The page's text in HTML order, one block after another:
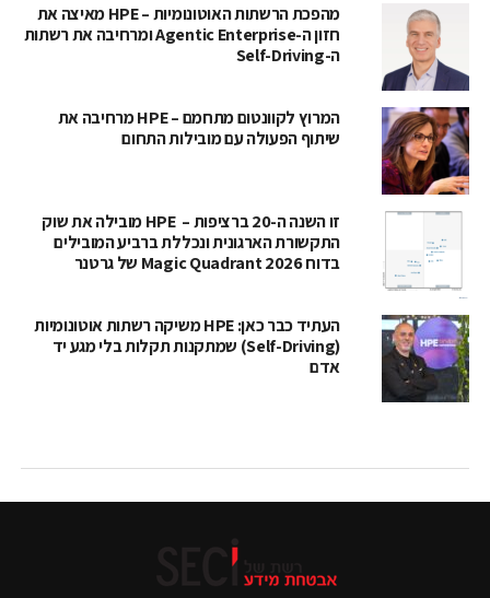
מהפכת הרשתות האוטונומיות – HPE מאיצה את
חזון ה-Agentic Enterprise ומרחיבה את רשתות
ה-Self-Driving
המרוץ לקוונטום מתחמם – HPE מרחיבה את
שיתוף הפעולה עם מובילות התחום
זו השנה ה-20 ברציפות – HPE מובילה את שוק
התקשורת הארגונית ונכללת ברביע המובילים
בדוח Magic Quadrant 2026 של גרטנר
העתיד כבר כאן: HPE משיקה רשתות אוטונומיות
(Self-Driving) שמתקנות תקלות בלי מגע יד
אדם